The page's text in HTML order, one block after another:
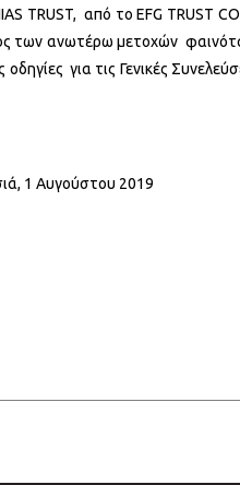
TRUST, από το EFG TRUST
των ανωτέρω μετοχών φαινόταν
για τις Γενικές
1 Αυγούστου 2019